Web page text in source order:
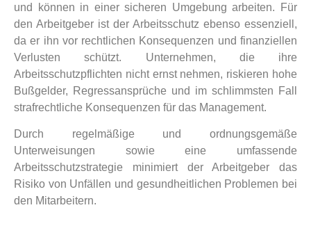
und können in einer sicheren Umgebung arbeiten. Für
den Arbeitgeber ist der Arbeitsschutz ebenso essenziell,
da er ihn vor rechtlichen Konsequenzen und finanziellen
Verlusten schützt. Unternehmen, die ihre
Arbeitsschutzpflichten nicht ernst nehmen, riskieren hohe
Bußgelder, Regressansprüche und im schlimmsten Fall
strafrechtliche Konsequenzen für das Management.
Durch regelmäßige und ordnungsgemäße
Unterweisungen sowie eine umfassende
Arbeitsschutzstrategie minimiert der Arbeitgeber das
Risiko von Unfällen und gesundheitlichen Problemen bei
den Mitarbeitern.